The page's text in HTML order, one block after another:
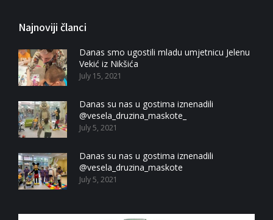
opens
new
window
opens
new
window
Najnoviji članci
Danas smo ugostili mladu umjetnicu Jelenu
Vekić iz Nikšića
July 15, 2021
Danas su nas u gostima iznenadili
@vesela_druzina_maskote_
July 5, 2021
Danas su nas u gostima iznenadili
@vesela_druzina_maskote
July 5, 2021